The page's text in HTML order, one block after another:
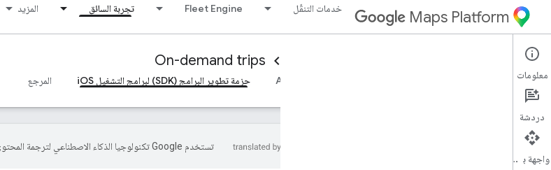
Maps Platform خدمات التنقّل Fleet Engine تجربة السائق المزيد
Mobility Services
On-demand trips
نظرة عامة حزمة تطوير البرامج (SDK) لبرامج التشغيل iOS المرجع
تستخدم Google تكنولوجيا الذكاء الاصطناعي لترجمة المحتوى إلى لغتك المفضّلة، وقد تتضمّن بعض الأخطاء.
معلومات
دردشة
واجهة برمجة التطبيقات